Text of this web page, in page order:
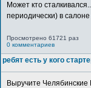
Может кто
периодически) в
Просмотрено 61721 раз
0 комментариев
ребят есть у кого
Выручите